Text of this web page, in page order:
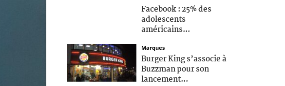
Facebook : 25% des
adolescents
américains...
Marques
Burger King s’associe à
Buzzman pour son
lancement...